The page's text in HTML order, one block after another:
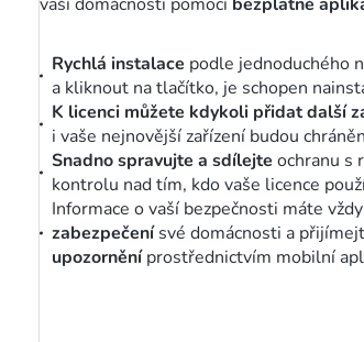
vaší domácnosti pomocí bezplatné
Rychlá instalace podle jednoduchého
a kliknout na tlačítko, je schopen
K licenci můžete kdykoli přidat další
i vaše nejnovější zařízení budou
Snadno spravujte a sdílejte ochranu s
kontrolu nad tím, kdo vaše licence
Informace o vaší bezpečnosti máte
zabezpečenísvé domácnosti a
upozorněníprostřednictvím mobilní